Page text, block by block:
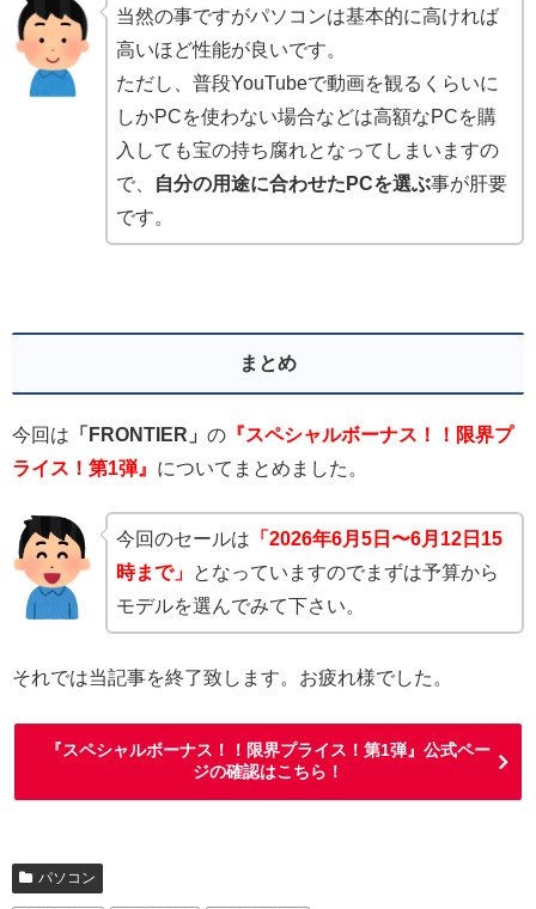
当然の事ですがパソコンは基本的に高ければ
高いほど性能が良いです。
ただし、普段YouTubeで動画を観るくらいに
しかPCを使わない場合などは高額なPCを購
入しても宝の持ち腐れとなってしまいますの
で、 自分の用途に合わせたPCを選ぶ事が肝要
です。
まとめ
今回は 「FRONTIER」 の 『スペシャルボーナス！！限界プ
ライス！第1弾』 についてまとめました。
今回のセールは 「2026年6月5日〜6月12日15
時まで」 となっていますのでまずは予算から
モデルを選んでみて下さい。
それでは当記事を終了致します。お疲れ様でした。
『スペシャルボーナス！！限界プライス！第1弾』公式ペー
ジの確認はこちら！
パソコン